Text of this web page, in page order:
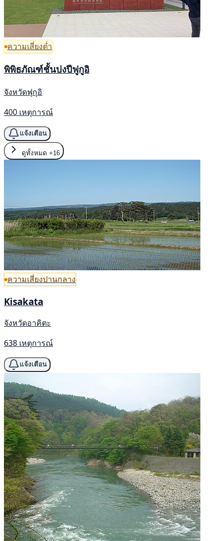
ความเสี่ยงต่ำ
พิพิธภัณฑ์ชั้นบ่งปีฟูกูอิ
จังหวัดฟุกุอิ
400 เหตุการณ์
แจ้งเตือน
ดูทั้งหมด +16
ความเสี่ยงปานกลาง
Kisakata
จังหวัดอาคิตะ
638 เหตุการณ์
แจ้งเตือน